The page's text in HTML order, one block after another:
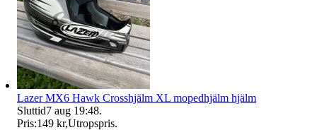
Lazer MX6 Hawk Crosshjälm XL mopedhjälm hjälm
Sluttid7 aug 19:48.
Pris:149 kr,Utropspris.